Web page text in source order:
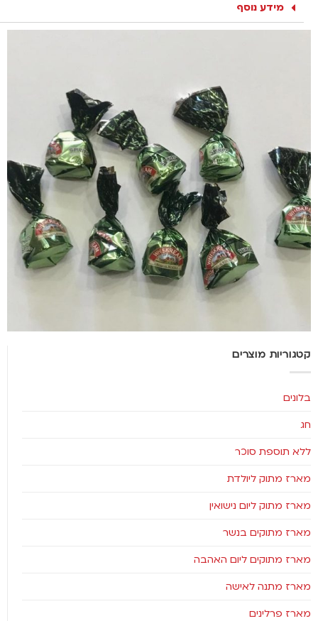
קטגוריות מוצרים
בלונים
חג
ללא תוספת סוכר
מארז מתוק ליולדת
מארז מתוק ליום נישואין
מארז מתוקים בנשר
מארז מתוקים ליום האהבה
מארז מתנה לאישה
מארז פרלינים
מידע נוסף